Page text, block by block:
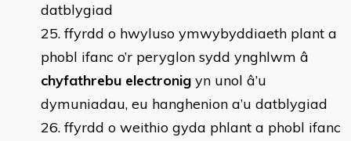
datblygiad
ffyrdd o hwyluso ymwybyddiaeth plant a
phobl ifanc o’r peryglon sydd ynghlwm â
chyfathrebu electronig yn unol â’u
dymuniadau, eu hanghenion a’u datblygiad
ffyrdd o weithio gyda phlant a phobl ifanc